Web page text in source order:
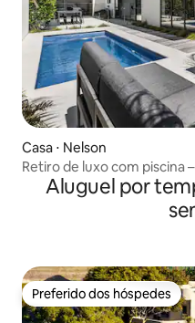
Casa ⋅ Nelson
Retiro de luxo com piscina
Aluguel por
Preferido dos hóspedes
Preferido dos hóspedes